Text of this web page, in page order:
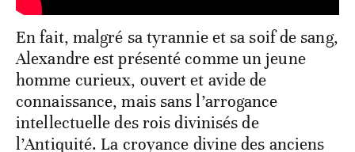
En fait, malgré sa tyrannie et sa soif de sang,
Alexandre est présenté comme un jeune
homme curieux, ouvert et avide de
connaissance, mais sans l’arrogance
intellectuelle des rois divinisés de
l’Antiquité. La croyance divine des anciens